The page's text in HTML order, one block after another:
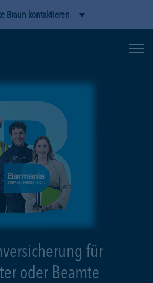
Braun kontaktieren
für
oder Beamte